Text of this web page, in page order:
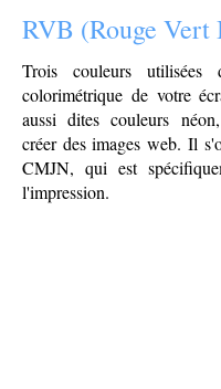
RVB (Rouge Vert
Trois couleurs utilisées
colorimétrique de votre
aussi dites couleurs
créer des images web. Il
CMJN, qui est
l'impression.